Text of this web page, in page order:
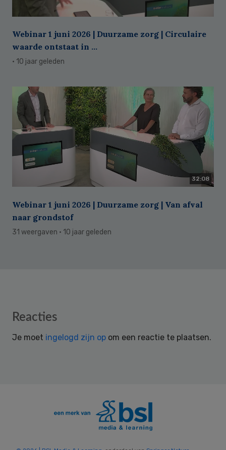
Webinar 1 juni 2026 | Duurzame zorg | Circulaire
waarde ontstaat in ...
· 10 jaar geleden
32:08
Webinar 1 juni 2026 | Duurzame zorg | Van afval
naar grondstof
31 weergaven · 10 jaar geleden
Reader
Reacties
Je moet ingelogd zijn op om een reactie te plaatsen.